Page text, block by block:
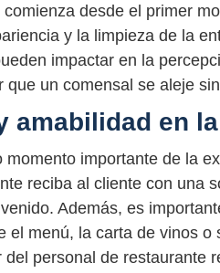
desde el primer
y la limpieza de la
impactar en la
que un comensal se aleje
amabilidad en
momento importante de la
reciba al cliente con una
Además, es
el menú, la carta de vinos
personal de restaurante